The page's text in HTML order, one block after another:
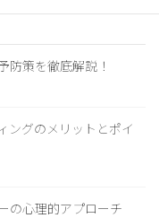
防策を徹底解説！
ングのメリットとポイ
の心理的アプローチ